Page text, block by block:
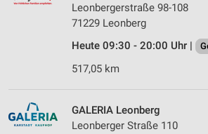
Leonbergerstraße 98-108
71229 Leonberg
Heute 09:30 - 20:00 Uhr |
517,05 km
GALERIA Leonberg
Leonberger Straße 110